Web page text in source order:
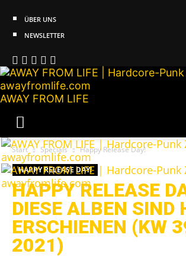
ÜBER UNS
NEWSLETTER
AWAY FROM LIFE
Start Specials
Happy Release Day!
HAPPY RELEASE DAY!
HAPPY RELEASE
DIESE ALBEN SIND
ERSCHIENEN (KW
2021)